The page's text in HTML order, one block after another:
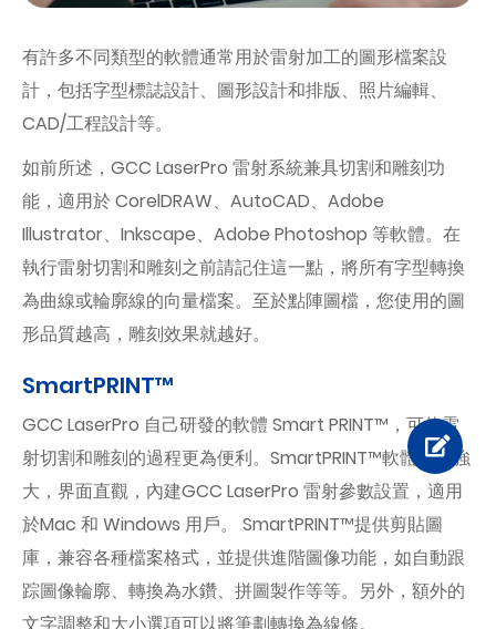
有許多不同類型的軟體通常用於雷射加工的圖形檔案設
計，包括字型標誌設計、圖形設計和排版、照片編輯、
CAD/工程設計等。
如前所述，GCC LaserPro 雷射系統兼具切割和雕刻功
能，適用於 CorelDRAW、AutoCAD、Adobe
Illustrator、Inkscape、Adobe Photoshop 等軟體。在
執行雷射切割和雕刻之前請記住這一點，將所有字型轉換
為曲線或輪廓線的向量檔案。至於點陣圖檔，您使用的圖
形品質越高，雕刻效果就越好。
SmartPRINT™
GCC LaserPro 自己研發的軟體 Smart PRINT™，可使雷
射切割和雕刻的過程更為便利。SmartPRINT™軟體功能強
大，界面直觀，內建GCC LaserPro 雷射參數設置，適用
於Mac 和 Windows 用戶。 SmartPRINT™提供剪貼圖
庫，兼容各種檔案格式，並提供進階圖像功能，如自動跟
踪圖像輪廓、轉換為水鑽、拼圖製作等等。另外，額外的
文字調整和大小選項可以將筆劃轉換為線條。